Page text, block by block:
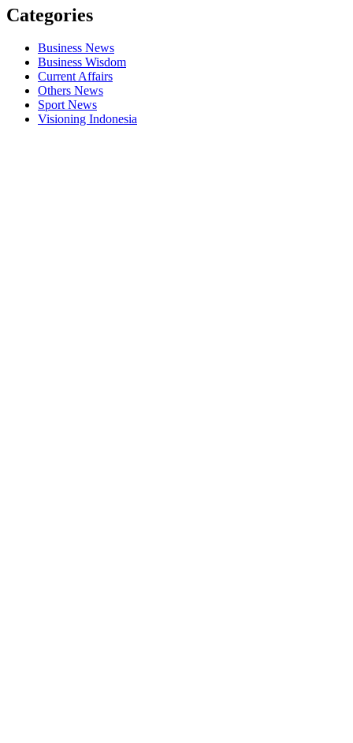
Categories
Business News
Business Wisdom
Current Affairs
Others News
Sport News
Visioning Indonesia